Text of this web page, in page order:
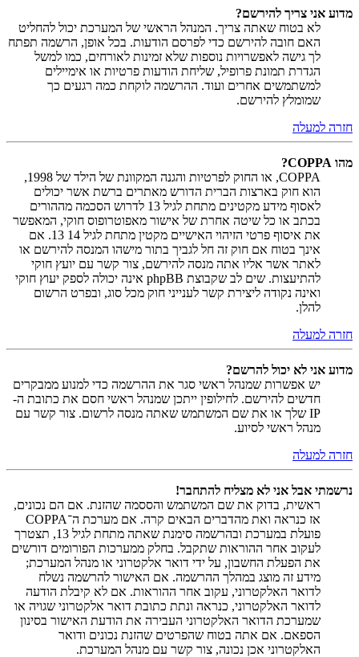
מדוע אני צריך להירשם?
לא בטוח שאתה צריך. המנהל הראשי של המערכת יכול להחליט
האם חובה להירשם כדי לפרסם הודעות. בכל אופן, הרשמה תפתח
לך גישה לאפשרויות נוספות שלא זמינות לאורחים, כמו למשל
הגדרת תמונת פרופיל, שליחת הודעות פרטיות או אימיילים
למשתמשים אחרים ועוד. ההרשמה לוקחת כמה רגעים כך
שמומלץ להירשם.
חזרה למעלה
מהו COPPA?
COPPA, או החוק לפרטיות והגנה המקוונת של הילד של 1998,
הוא חוק בארצות הברית הדורש מאתרים ברשת אשר יכולים
לאסוף מידע מקטינים מתחת לגיל 13 לדרוש הסכמה מההורים
בכתב או כל שיטה אחרת של אישור מאפוטרופוס חוקי, המאפשר
את איסוף פרטי הזיהוי האישיים מקטין מתחת לגיל 14 13. אם
אינך בטוח אם חוק זה חל לגביך בתור מישהו המנסה להירשם או
לאתר אשר אליו אתה מנסה להירשם, צור קשר עם יועץ חוקי
להתיעצות. שים לב שקבוצת phpBB אינה יכולה לספק יעוץ חוקי
ואינה נקודה ליצירת קשר לענייני חוק מכל סוג, ובפרט הרשום
להלן.
חזרה למעלה
מדוע אני לא יכול להרשם?
יש אפשרות שמנהל ראשי סגר את ההרשמה כדי למנוע ממבקרים
חדשים להירשם. לחילופין ייתכן שמנהל ראשי חסם את כתובת ה-
IP שלך או את שם המשתמש שאתה מנסה לרשום. צור קשר עם
מנהל ראשי לסיוע.
חזרה למעלה
נרשמתי אבל אני לא מצליח להתחבר!
ראשית, בדוק את שם המשתמש והססמה שהזנת. אם הם נכונים,
אז כנראה ואת מהדברים הבאים קרה. אם מערכת ה־COPPA
פועלת במערכת ובהרשמה סימנת שאתה מתחת לגיל 13, תצטרך
לעקוב אחר ההוראות שתקבל. בחלק ממערכות הפורומים דורשים
את הפעלת החשבון, על ידי דואר אלקטרוני או מנהל המערכת;
מידע זה מוצג במהלך ההרשמה. אם האישור להרשמה נשלח
לדואר האלקטרוני, עקוב אחר ההוראות. אם לא קיבלת הודעה
לדואר האלקטרוני, כנראה ונתת כתובת דואר אלקטרוני שגויה או
שמערכת הדואר האלקטרוני העבירה את הודעת האישור בסינון
הספאם. אם אתה בטוח שהפרטים שהזנת נכונים ודואר
האלקטרוני אכן נכונה, צור קשר עם מנהל המערכת.